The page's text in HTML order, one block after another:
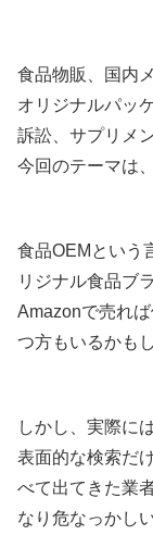
食品物販、国内
オリジナルパッ
訴訟、サプリメ
今回のテーマは
食品OEMという
リジナル食品ブ
Amazonで売れ
つ方もいるかも
しかし、実際に
表面的な検索だ
べて出てきた業
なり危なっかし